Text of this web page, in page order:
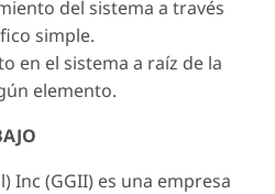
del sistema a través
simple.
en el sistema a raíz de la
elemento.
Inc (GGII) es una empresa